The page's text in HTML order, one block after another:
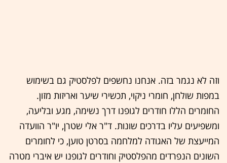
וזה לא נגמר בזה. אנחנו נחשפים לפלסטיק גם בשימוש
במפות שולחן, חומרי ניקוי, תכשירי שיער ואריזות מזון.
החומרים הללו חודרים לגופנו דרך נשימה, מגע ובליעה,
ומשפיעים עליו בדרכים שונות. ד"ר אלי שטרן, יו"ר הוועדה
המייעצת של האגודה למלחמה בסרטן טוען, כי לחומרים
השונים הנפרדים מהפלסטיק וחודרים לגופנו יש איברי מטרה